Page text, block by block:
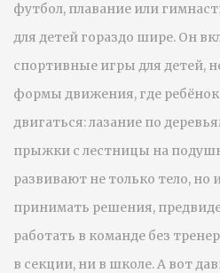
футбол, плавание или
для детей гораздо шире. Он
спортивные игры для детей,
формы движения, где
двигаться: лазание по
прыжки с лестницы на
развивают не только тело, но
принимать решения,
работать в команде без
в секции, ни в школе.А вот